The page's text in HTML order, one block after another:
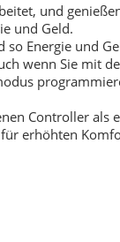
und
und Geld.
Energie und
wenn Sie
Controller
erhöhten